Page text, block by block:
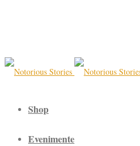
Shop
Evenimente